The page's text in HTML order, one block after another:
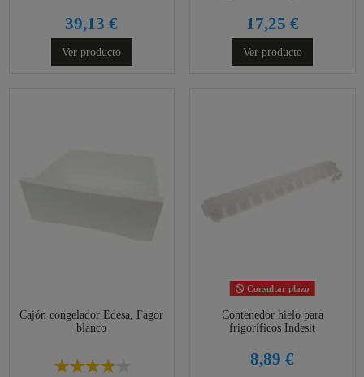
39,13 €
Ver producto
17,25 €
Ver producto
Cajón congelador Edesa, Fagor
blanco
Consultar plazo
Contenedor hielo para
frigoríficos Indesit
8,89 €